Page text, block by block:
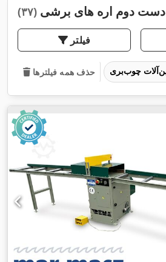
دست دوم اره های برشی (۳۷)
فیلتر
حذف همه فیلترها